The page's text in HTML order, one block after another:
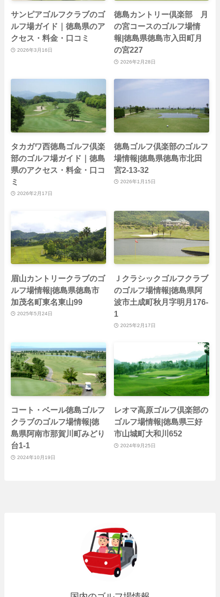
サンピアゴルフクラブのゴ
ルフ場ガイド｜徳島県のア
クセス・料金・口コミ
2026年3月16日
徳島カントリー倶楽部 月
の宮コースのゴルフ場情
報|徳島県徳島市入田町月
の宮227
2026年2月28日
タカガワ西徳島ゴルフ倶楽
部のゴルフ場ガイド｜徳島
県のアクセス・料金・口コ
ミ
2026年2月17日
徳島ゴルフ倶楽部のゴルフ
場情報|徳島県徳島市北田
宮2-13-32
2026年1月15日
眉山カントリークラブのゴ
ルフ場情報|徳島県徳島市
加茂名町東名東山99
2025年5月24日
Ｊクラシックゴルフクラブ
のゴルフ場情報|徳島県阿
波市土成町秋月字明月176-
1
2025年2月17日
コート・ベール徳島ゴルフ
クラブのゴルフ場情報|徳
島県阿南市那賀川町みどり
台1-1
2024年10月19日
レオマ高原ゴルフ倶楽部の
ゴルフ場情報|徳島県三好
市山城町大和川652
2024年9月25日